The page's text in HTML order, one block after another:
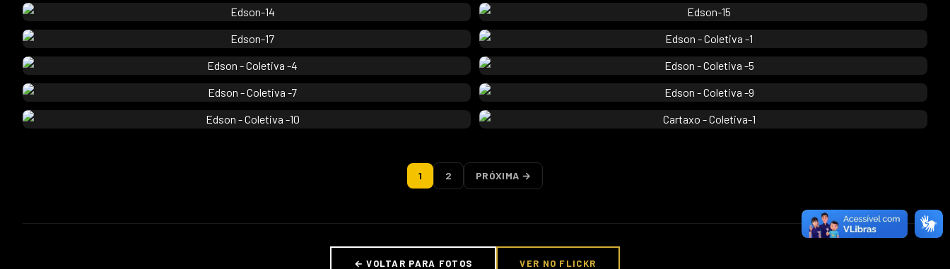
1 2 PRÓXIMA →
← VOLTAR PARA FOTOS VER NO FLICKR